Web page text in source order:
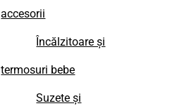
accesorii
Încălzitoare și
termosuri bebe
Suzete și